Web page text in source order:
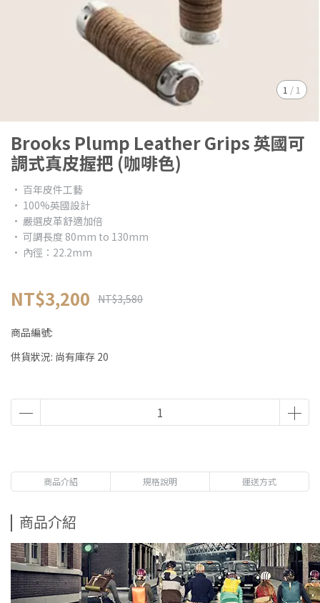
1 / 1
Brooks Plump Leather Grips 英國可
調式真皮握把 (咖啡色)
• 百年皮件工藝
• 100%英國設計
• 嚴選皮革舒適加倍
• 可調長度 80mm to 130mm
• 內徑：22.2mm
NT$3,200 NT$3,580
商品編號:
供貨狀況: 尚有庫存 20
商品介紹 規格說明 運送方式
商品介紹